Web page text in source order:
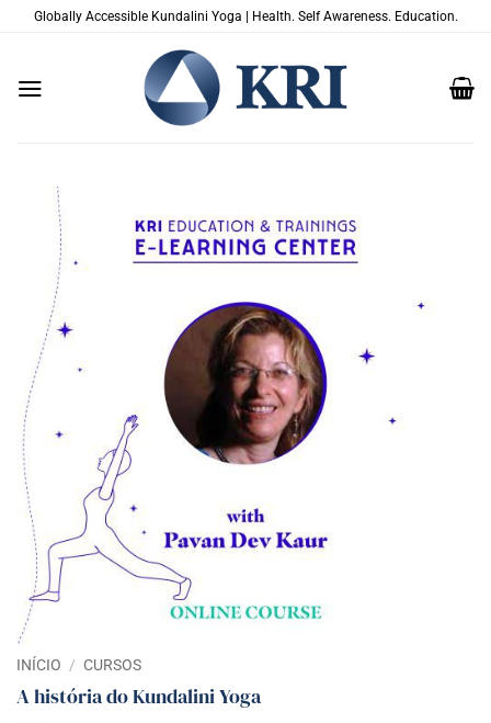
Globally Accessible Kundalini Yoga | Health. Self Awareness. Education.
INÍCIO / CURSOS
A história do Kundalini Yoga